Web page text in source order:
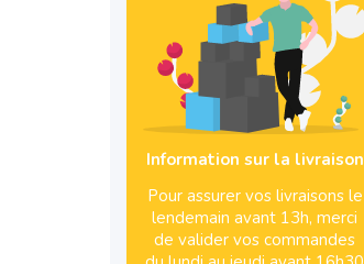
Information sur la livraison
Pour assurer vos livraisons le
lendemain avant 13h, merci
de valider vos commandes